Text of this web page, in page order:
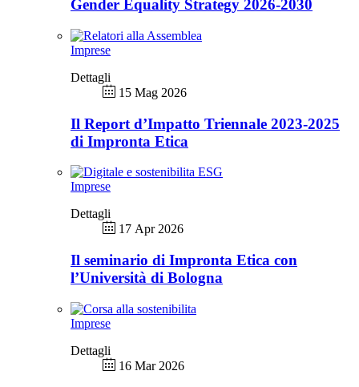
Gender Equality Strategy 2026-2030
Imprese
Dettagli
15 Mag 2026
Il Report d’Impatto Triennale 2023-2025
di Impronta Etica
Imprese
Dettagli
17 Apr 2026
Il seminario di Impronta Etica con
l’Università di Bologna
Imprese
Dettagli
16 Mar 2026